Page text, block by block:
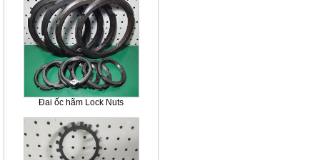
Đai ốc hãm Lock Nuts